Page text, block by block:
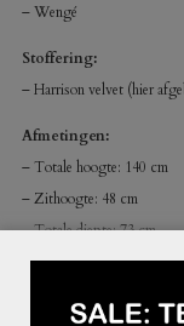
– Wengé
Stoffering:
– Harrison velvet (hier
Afmetingen:
– Totale hoogte: 140 cm
– Zithoogte: 48 cm
– Totale diepte: 73 cm
GERELATEERDE